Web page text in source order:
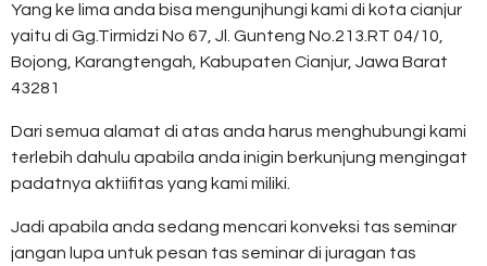
Yang ke lima anda bisa mengunjhungi kami di kota cianjur
yaitu di Gg.Tirmidzi No 67, Jl. Gunteng No.213.RT 04/10,
Bojong, Karangtengah, Kabupaten Cianjur, Jawa Barat
43281
Dari semua alamat di atas anda harus menghubungi kami
terlebih dahulu apabila anda inigin berkunjung mengingat
padatnya aktiifitas yang kami miliki.
Jadi apabila anda sedang mencari konveksi tas seminar
jangan lupa untuk pesan tas seminar di juragan tas